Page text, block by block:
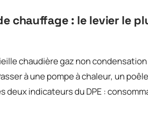
chauffage : le levier le
chaudière gaz non
à une pompe à chaleur, un
indicateurs du DPE :